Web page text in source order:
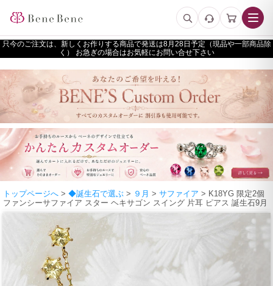
只今のご注文は、新しくお作りする商品で発送は
予定（現品や一部商品除
く） お急ぎの場合はお気軽にお問い合せ下さい
トップページへ > ◆誕生石で選ぶ > ９月 > サファイア > K18YG 限定2個
ファンシーサファイア スター ヘキサゴン スイング 片耳 ピアス 誕生石9月